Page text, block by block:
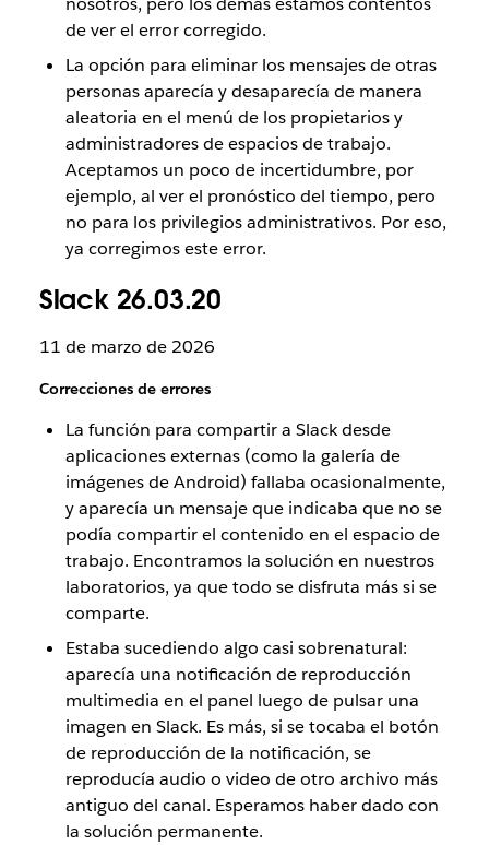
de ver el error corregido.
La opción para eliminar los mensajes de otras
personas aparecía y desaparecía de manera
aleatoria en el menú de los propietarios y
administradores de espacios de trabajo.
Aceptamos un poco de incertidumbre, por
ejemplo, al ver el pronóstico del tiempo, pero
no para los privilegios administrativos. Por eso,
ya corregimos este error.
Slack 26.03.20
11 de marzo de 2026
Correcciones de errores
La función para compartir a Slack desde
aplicaciones externas (como la galería de
imágenes de Android) fallaba ocasionalmente,
y aparecía un mensaje que indicaba que no se
podía compartir el contenido en el espacio de
trabajo. Encontramos la solución en nuestros
laboratorios, ya que todo se disfruta más si se
comparte.
Estaba sucediendo algo casi sobrenatural:
aparecía una notificación de reproducción
multimedia en el panel luego de pulsar una
imagen en Slack. Es más, si se tocaba el botón
de reproducción de la notificación, se
reproducía audio o video de otro archivo más
antiguo del canal. Esperamos haber dado con
la solución permanente.